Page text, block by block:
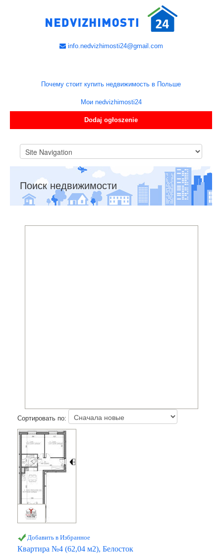
info.nedvizhimosti24@gmail.com
Почему стоит купить недвижимость в Польше
Мои nedvizhimosti24
Dodaj ogłoszenie
Поиск недвижимости
Сортировать по:
Добавить в Избранное
Квартира №4 (62,04 м2), Белосток